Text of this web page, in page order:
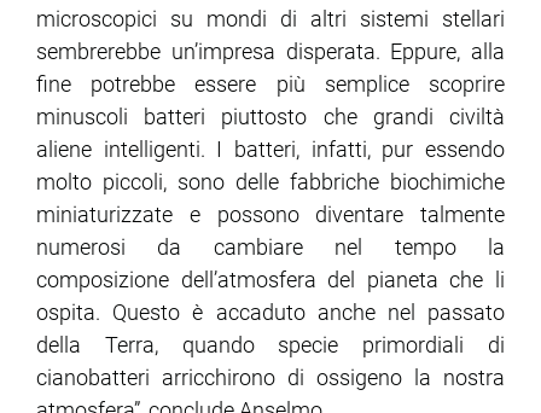
microscopici su mondi di altri sistemi stellari
sembrerebbe un’impresa disperata. Eppure, alla
fine potrebbe essere più semplice scoprire
minuscoli batteri piuttosto che grandi civiltà
aliene intelligenti. I batteri, infatti, pur essendo
molto piccoli, sono delle fabbriche biochimiche
miniaturizzate e possono diventare talmente
numerosi da cambiare nel tempo la
composizione dell’atmosfera del pianeta che li
ospita. Questo è accaduto anche nel passato
della Terra, quando specie primordiali di
cianobatteri arricchirono di ossigeno la nostra